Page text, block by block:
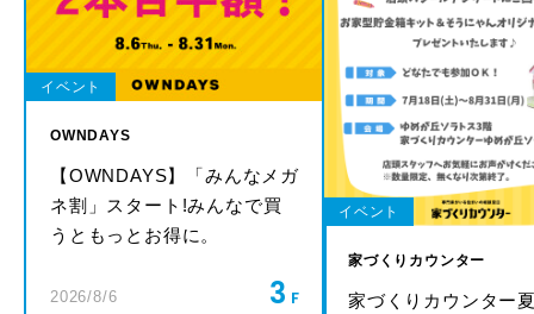
イベント
OWNDAYS
【OWNDAYS】「みんなメガ
ネ割」スタート!みんなで買
うともっとお得に。
2026/8/6 3
イベント
家づくりカウンター
家づくりカウンター